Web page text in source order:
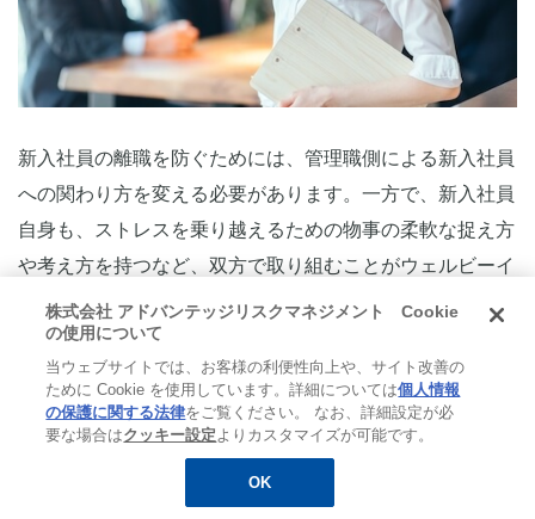
新入社員の離職を防ぐためには、管理職側による新入社員
への関わり方を変える必要があります。一方で、新入社員
自身も、ストレスを乗り越えるための物事の柔軟な捉え方
や考え方を持つなど、双方で取り組むことがウェルビーイ
ングの実現のためにも重要です。価値観の違いを認めたう
えで、新入社員が「辞めたい」と思わない、働きやすい職
場づくりを目指しましょう。
株式会社 アドバンテッジリスクマネジメント Cookie
の使用について
当ウェブサイトでは、お客様の利便性向上や、サイト改善の
ために Cookie を使用しています。詳細については個人情報
の保護に関する法律をご覧ください。 なお、詳細設定が必
要な場合はクッキー設定よりカスタマイズが可能です。
OK